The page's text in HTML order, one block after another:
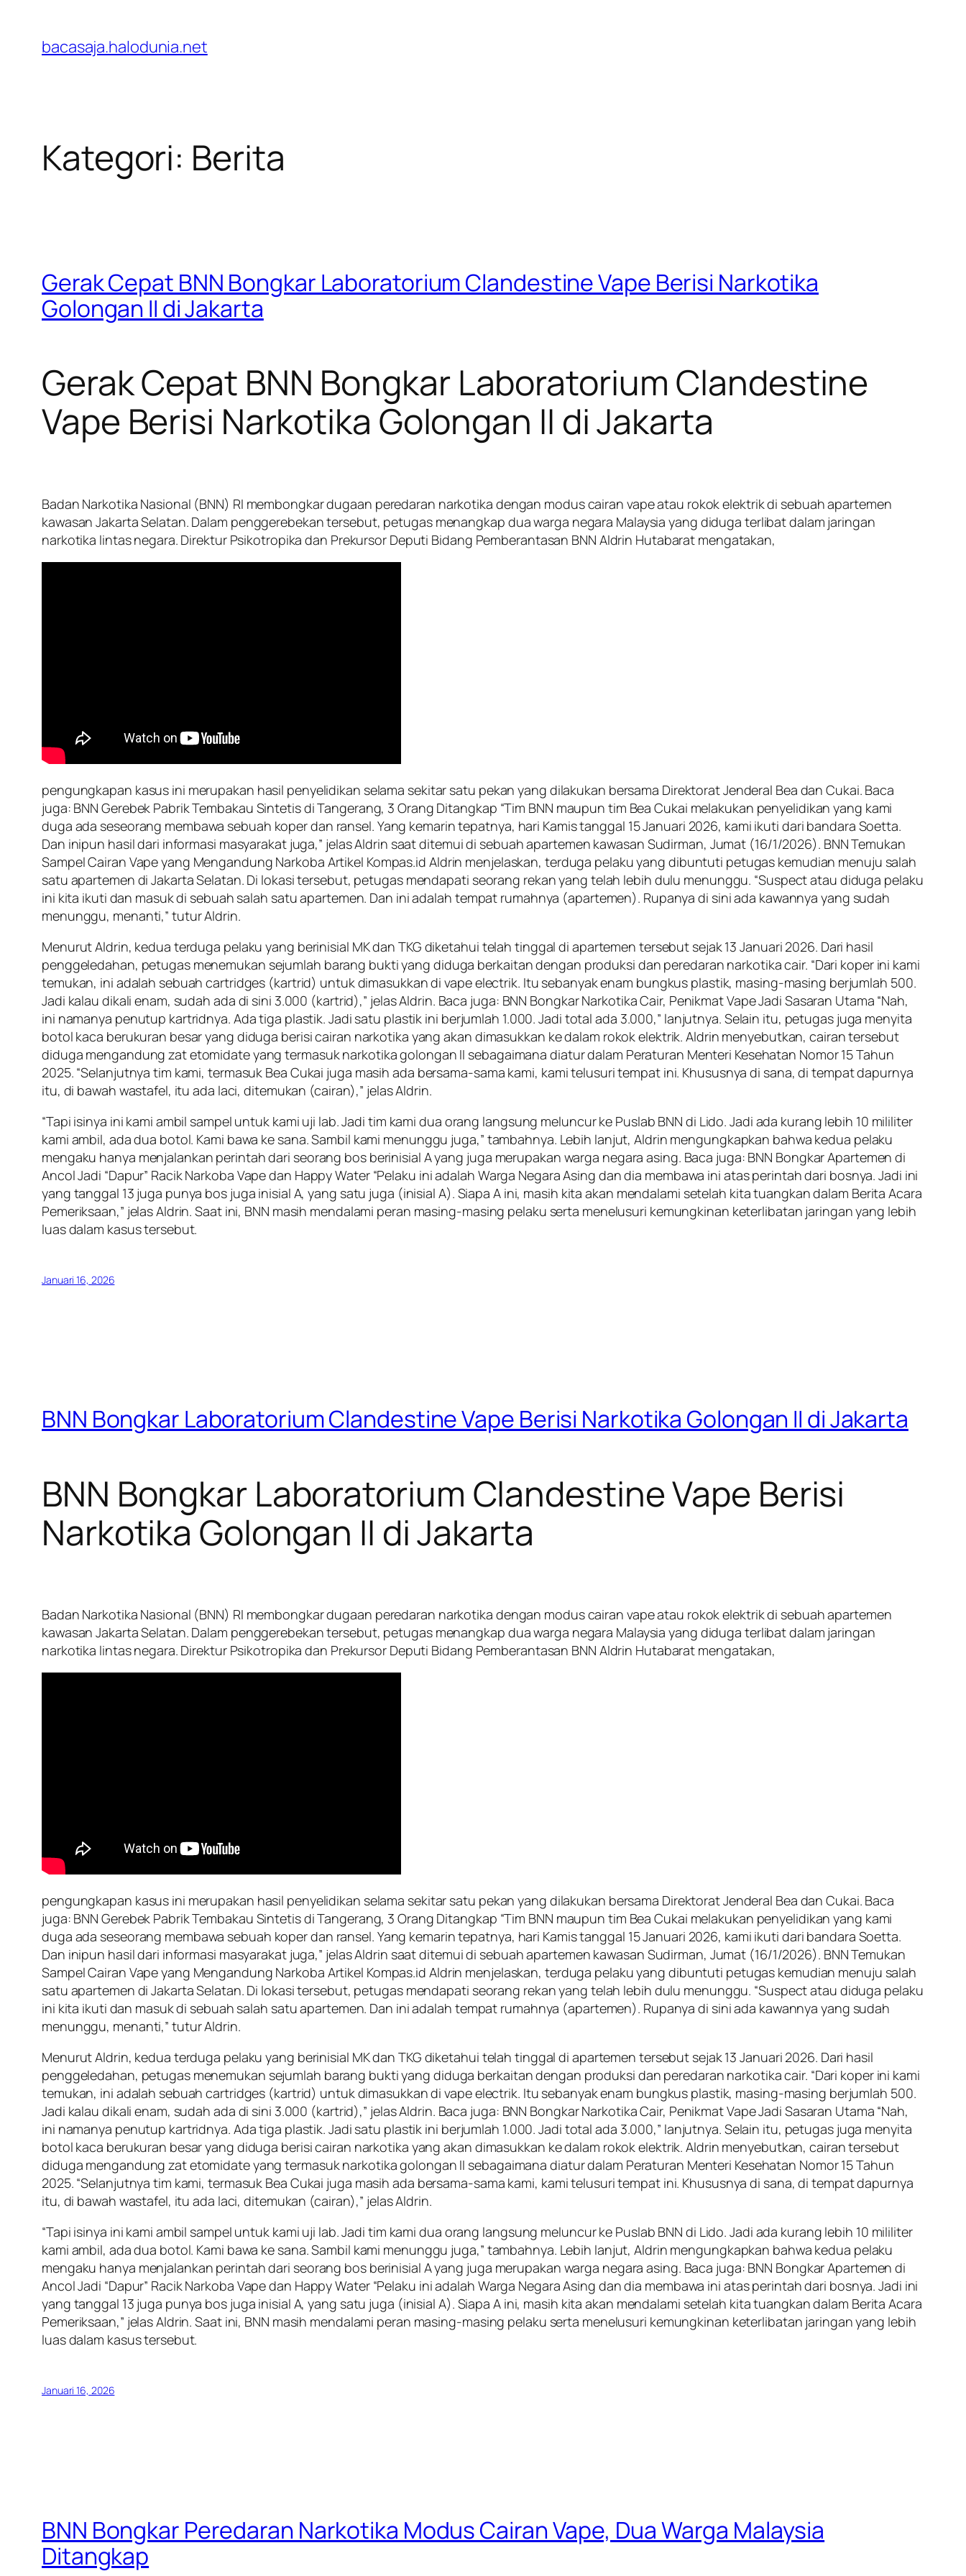
konten
bacasaja.halodunia.net
Kategori: Berita
Gerak Cepat BNN Bongkar Laboratorium Clandestine Vape Berisi Narkotika
Golongan II di Jakarta
Gerak Cepat BNN Bongkar Laboratorium Clandestine
Vape Berisi Narkotika Golongan II di Jakarta
Badan Narkotika Nasional (BNN) RI membongkar dugaan peredaran narkotika dengan modus cairan vape atau rokok elektrik di sebuah apartemen
kawasan Jakarta Selatan. Dalam penggerebekan tersebut, petugas menangkap dua warga negara Malaysia yang diduga terlibat dalam jaringan
narkotika lintas negara. Direktur Psikotropika dan Prekursor Deputi Bidang Pemberantasan BNN Aldrin Hutabarat mengatakan,
pengungkapan kasus ini merupakan hasil penyelidikan selama sekitar satu pekan yang dilakukan bersama Direktorat Jenderal Bea dan Cukai. Baca
juga: BNN Gerebek Pabrik Tembakau Sintetis di Tangerang, 3 Orang Ditangkap “Tim BNN maupun tim Bea Cukai melakukan penyelidikan yang kami
duga ada seseorang membawa sebuah koper dan ransel. Yang kemarin tepatnya, hari Kamis tanggal 15 Januari 2026, kami ikuti dari bandara Soetta.
Dan inipun hasil dari informasi masyarakat juga,” jelas Aldrin saat ditemui di sebuah apartemen kawasan Sudirman, Jumat (16/1/2026). BNN Temukan
Sampel Cairan Vape yang Mengandung Narkoba Artikel Kompas.id Aldrin menjelaskan, terduga pelaku yang dibuntuti petugas kemudian menuju salah
satu apartemen di Jakarta Selatan. Di lokasi tersebut, petugas mendapati seorang rekan yang telah lebih dulu menunggu. “Suspect atau diduga pelaku
ini kita ikuti dan masuk di sebuah salah satu apartemen. Dan ini adalah tempat rumahnya (apartemen). Rupanya di sini ada kawannya yang sudah
menunggu, menanti,” tutur Aldrin.
Menurut Aldrin, kedua terduga pelaku yang berinisial MK dan TKG diketahui telah tinggal di apartemen tersebut sejak 13 Januari 2026. Dari hasil
penggeledahan, petugas menemukan sejumlah barang bukti yang diduga berkaitan dengan produksi dan peredaran narkotika cair. “Dari koper ini kami
temukan, ini adalah sebuah cartridges (kartrid) untuk dimasukkan di vape electrik. Itu sebanyak enam bungkus plastik, masing-masing berjumlah 500.
Jadi kalau dikali enam, sudah ada di sini 3.000 (kartrid),” jelas Aldrin. Baca juga: BNN Bongkar Narkotika Cair, Penikmat Vape Jadi Sasaran Utama “Nah,
ini namanya penutup kartridnya. Ada tiga plastik. Jadi satu plastik ini berjumlah 1.000. Jadi total ada 3.000,” lanjutnya. Selain itu, petugas juga menyita
botol kaca berukuran besar yang diduga berisi cairan narkotika yang akan dimasukkan ke dalam rokok elektrik. Aldrin menyebutkan, cairan tersebut
diduga mengandung zat etomidate yang termasuk narkotika golongan II sebagaimana diatur dalam Peraturan Menteri Kesehatan Nomor 15 Tahun
2025. “Selanjutnya tim kami, termasuk Bea Cukai juga masih ada bersama-sama kami, kami telusuri tempat ini. Khususnya di sana, di tempat dapurnya
itu, di bawah wastafel, itu ada laci, ditemukan (cairan),” jelas Aldrin.
“Tapi isinya ini kami ambil sampel untuk kami uji lab. Jadi tim kami dua orang langsung meluncur ke Puslab BNN di Lido. Jadi ada kurang lebih 10 mililiter
kami ambil, ada dua botol. Kami bawa ke sana. Sambil kami menunggu juga,” tambahnya. Lebih lanjut, Aldrin mengungkapkan bahwa kedua pelaku
mengaku hanya menjalankan perintah dari seorang bos berinisial A yang juga merupakan warga negara asing. Baca juga: BNN Bongkar Apartemen di
Ancol Jadi “Dapur” Racik Narkoba Vape dan Happy Water “Pelaku ini adalah Warga Negara Asing dan dia membawa ini atas perintah dari bosnya. Jadi ini
yang tanggal 13 juga punya bos juga inisial A, yang satu juga (inisial A). Siapa A ini, masih kita akan mendalami setelah kita tuangkan dalam Berita Acara
Pemeriksaan,” jelas Aldrin. Saat ini, BNN masih mendalami peran masing-masing pelaku serta menelusuri kemungkinan keterlibatan jaringan yang lebih
luas dalam kasus tersebut.
Januari 16, 2026
BNN Bongkar Laboratorium Clandestine Vape Berisi Narkotika Golongan II di Jakarta
BNN Bongkar Laboratorium Clandestine Vape Berisi
Narkotika Golongan II di Jakarta
Badan Narkotika Nasional (BNN) RI membongkar dugaan peredaran narkotika dengan modus cairan vape atau rokok elektrik di sebuah apartemen
kawasan Jakarta Selatan. Dalam penggerebekan tersebut, petugas menangkap dua warga negara Malaysia yang diduga terlibat dalam jaringan
narkotika lintas negara. Direktur Psikotropika dan Prekursor Deputi Bidang Pemberantasan BNN Aldrin Hutabarat mengatakan,
pengungkapan kasus ini merupakan hasil penyelidikan selama sekitar satu pekan yang dilakukan bersama Direktorat Jenderal Bea dan Cukai. Baca
juga: BNN Gerebek Pabrik Tembakau Sintetis di Tangerang, 3 Orang Ditangkap “Tim BNN maupun tim Bea Cukai melakukan penyelidikan yang kami
duga ada seseorang membawa sebuah koper dan ransel. Yang kemarin tepatnya, hari Kamis tanggal 15 Januari 2026, kami ikuti dari bandara Soetta.
Dan inipun hasil dari informasi masyarakat juga,” jelas Aldrin saat ditemui di sebuah apartemen kawasan Sudirman, Jumat (16/1/2026). BNN Temukan
Sampel Cairan Vape yang Mengandung Narkoba Artikel Kompas.id Aldrin menjelaskan, terduga pelaku yang dibuntuti petugas kemudian menuju salah
satu apartemen di Jakarta Selatan. Di lokasi tersebut, petugas mendapati seorang rekan yang telah lebih dulu menunggu. “Suspect atau diduga pelaku
ini kita ikuti dan masuk di sebuah salah satu apartemen. Dan ini adalah tempat rumahnya (apartemen). Rupanya di sini ada kawannya yang sudah
menunggu, menanti,” tutur Aldrin.
Menurut Aldrin, kedua terduga pelaku yang berinisial MK dan TKG diketahui telah tinggal di apartemen tersebut sejak 13 Januari 2026. Dari hasil
penggeledahan, petugas menemukan sejumlah barang bukti yang diduga berkaitan dengan produksi dan peredaran narkotika cair. “Dari koper ini kami
temukan, ini adalah sebuah cartridges (kartrid) untuk dimasukkan di vape electrik. Itu sebanyak enam bungkus plastik, masing-masing berjumlah 500.
Jadi kalau dikali enam, sudah ada di sini 3.000 (kartrid),” jelas Aldrin. Baca juga: BNN Bongkar Narkotika Cair, Penikmat Vape Jadi Sasaran Utama “Nah,
ini namanya penutup kartridnya. Ada tiga plastik. Jadi satu plastik ini berjumlah 1.000. Jadi total ada 3.000,” lanjutnya. Selain itu, petugas juga menyita
botol kaca berukuran besar yang diduga berisi cairan narkotika yang akan dimasukkan ke dalam rokok elektrik. Aldrin menyebutkan, cairan tersebut
diduga mengandung zat etomidate yang termasuk narkotika golongan II sebagaimana diatur dalam Peraturan Menteri Kesehatan Nomor 15 Tahun
2025. “Selanjutnya tim kami, termasuk Bea Cukai juga masih ada bersama-sama kami, kami telusuri tempat ini. Khususnya di sana, di tempat dapurnya
itu, di bawah wastafel, itu ada laci, ditemukan (cairan),” jelas Aldrin.
“Tapi isinya ini kami ambil sampel untuk kami uji lab. Jadi tim kami dua orang langsung meluncur ke Puslab BNN di Lido. Jadi ada kurang lebih 10 mililiter
kami ambil, ada dua botol. Kami bawa ke sana. Sambil kami menunggu juga,” tambahnya. Lebih lanjut, Aldrin mengungkapkan bahwa kedua pelaku
mengaku hanya menjalankan perintah dari seorang bos berinisial A yang juga merupakan warga negara asing. Baca juga: BNN Bongkar Apartemen di
Ancol Jadi “Dapur” Racik Narkoba Vape dan Happy Water “Pelaku ini adalah Warga Negara Asing dan dia membawa ini atas perintah dari bosnya. Jadi ini
yang tanggal 13 juga punya bos juga inisial A, yang satu juga (inisial A). Siapa A ini, masih kita akan mendalami setelah kita tuangkan dalam Berita Acara
Pemeriksaan,” jelas Aldrin. Saat ini, BNN masih mendalami peran masing-masing pelaku serta menelusuri kemungkinan keterlibatan jaringan yang lebih
luas dalam kasus tersebut.
Januari 16, 2026
BNN Bongkar Peredaran Narkotika Modus Cairan Vape, Dua Warga Malaysia
Ditangkap